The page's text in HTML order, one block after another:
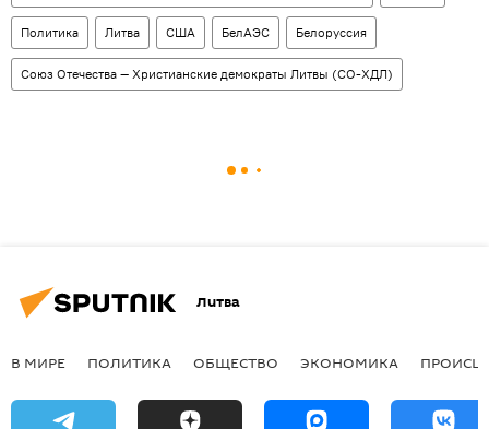
Политика Литва США БелАЭС Белоруссия
Союз Отечества — Христианские демократы Литвы (СО-ХДЛ)
Литва
В МИРЕ ПОЛИТИКА ОБЩЕСТВО ЭКОНОМИКА